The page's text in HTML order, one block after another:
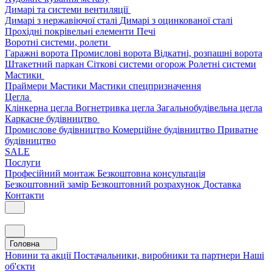
Димарі та системи вентиляції
Димарі з нержавіючої сталі Димарі з оцинкованої сталі
Прохідні покрівельні елементи Печі
Воротні системи, ролети
Гаражні ворота Промислові ворота Відкатні, розпашні ворота
Штакетний паркан Сіткові системи огорож Ролетні системи
Мастики
Праймери Мастики Мастики спецпризначення
Цегла
Клінкерна цегла Вогнетривка цегла Загальнобудівельна цегла
Каркасне будівництво
Промислове будівництво Комерційне будівництво Приватне
будівництво
SALE
Послуги
Професійний монтаж Безкоштовна консультація
Безкоштовний замір Безкоштовний розрахунок Доставка
Контакти
Головна
Новини та акціїПостачальники, виробники та партнери Наші
об'єкти